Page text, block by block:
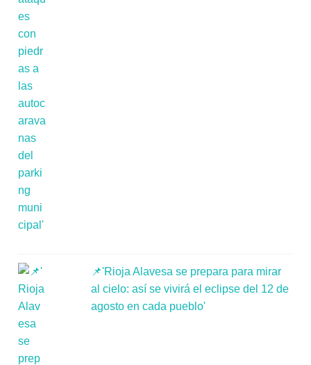
📌'Rioja Alavesa se prepara para mirar
al cielo: así se vivirá el eclipse del 12 de
agosto en cada pueblo'